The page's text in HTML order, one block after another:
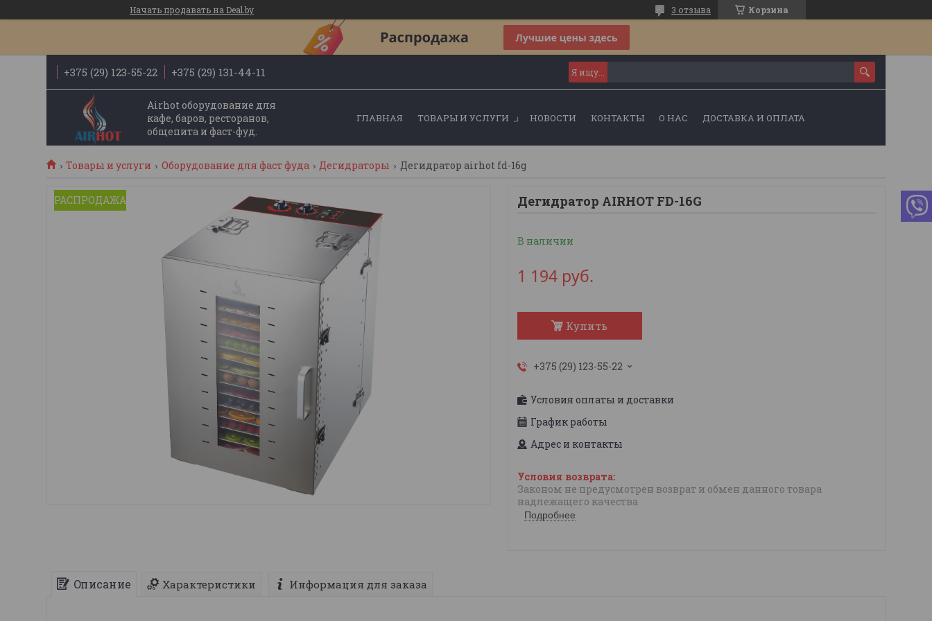
Начать продавать на Deal.by Корзина
3 отзыва
+375 (29) 123-55-22 +375 (29) 131-44-11
Airhot оборудование для
кафе, баров, ресторанов,
общепита и фаст-фуд.
ГЛАВНАЯ ТОВАРЫ И УСЛУГИ НОВОСТИ КОНТАКТЫ О НАС ДОСТАВКА И ОПЛАТА
Товары и услуги Оборудование для фаст фуда Дегидраторы Дегидратор airhot fd-16g
РАСПРОДАЖА Дегидратор AIRHOT FD-16G
В наличии
1 194 руб.
Купить
+375 (29) 123-55-22
Условия оплаты и доставки
График работы
Адрес и контакты
Законом не предусмотрен возврат и обмен данного товара
надлежащего качества
Подробнее
Описание Характеристики Информация для заказа